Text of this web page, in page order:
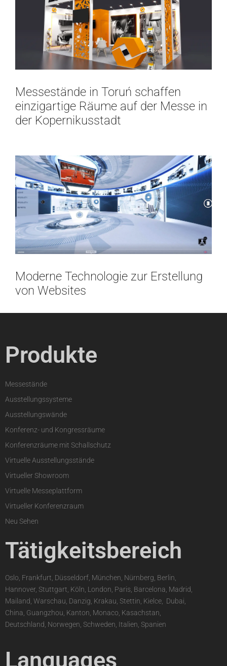
Messestände in Toruń schaffen
einzigartige Räume auf der Messe in
der Kopernikusstadt
Moderne Technologie zur Erstellung
von Websites
Produkte
Messestände
Ausstellungssysteme
Ausstellungswände
Konferenz- und Kongressräume
Konferenzräume mit Schallschutz
Virtuelle Ausstellungsstände
Virtueller Showroom
Virtuelle Messeplattform
Virtueller Konferenzraum
Neu Sehen
Tätigkeitsbereich
Oslo, Frankfurt, Düsseldorf, München, Nürnberg, Berlin,
Hannover, Stuttgart, Köln, London, Paris, Barcelona, Madrid,
Mailand, Warschau, Danzig, Krakau, Stettin, Kielce, Dubai,
China, Guangzhou, Kanton, Monaco, Kasachstan,
Deutschland, Norwegen, Schweden, Italien, Spanien
Languages